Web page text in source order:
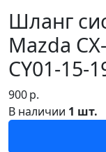
Шланг
Mazda
CY01-15-
900р.
В наличии 1 шт.